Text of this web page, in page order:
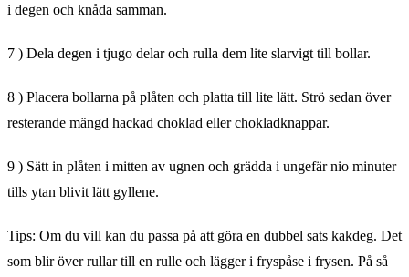
i degen och knåda samman.
7 ) Dela degen i tjugo delar och rulla dem lite slarvigt till bollar.
8 ) Placera bollarna på plåten och platta till lite lätt. Strö sedan över
resterande mängd hackad choklad eller chokladknappar.
9 ) Sätt in plåten i mitten av ugnen och grädda i ungefär nio minuter
tills ytan blivit lätt gyllene.
Tips: Om du vill kan du passa på att göra en dubbel sats kakdeg. Det
som blir över rullar till en rulle och lägger i fryspåse i frysen. På så